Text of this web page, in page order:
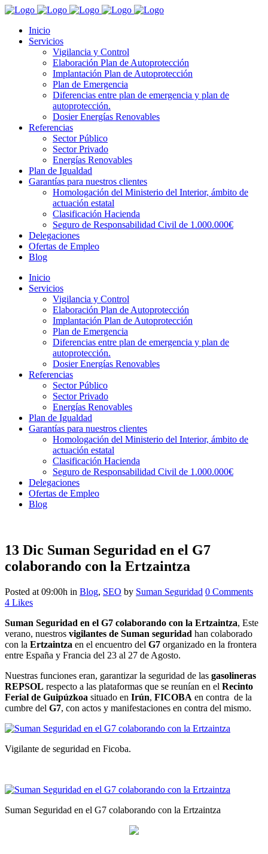
Inicio
Servicios
Vigilancia y Control
Elaboración Plan de Autoprotección
Implantación Plan de Autoprotección
Plan de Emergencia
Diferencias entre plan de emergencia y plan de
autoprotección.
Dosier Energías Renovables
Referencias
Sector Público
Sector Privado
Energías Renovables
Plan de Igualdad
Garantías para nuestros clientes
Homologación del Ministerio del Interior, ámbito de
actuación estatal
Clasificación Hacienda
Seguro de Responsabilidad Civil de 1.000.000€
Delegaciones
Ofertas de Empleo
Blog
Inicio
Servicios
Vigilancia y Control
Elaboración Plan de Autoprotección
Implantación Plan de Autoprotección
Plan de Emergencia
Diferencias entre plan de emergencia y plan de
autoprotección.
Dosier Energías Renovables
Referencias
Sector Público
Sector Privado
Energías Renovables
Plan de Igualdad
Garantías para nuestros clientes
Homologación del Ministerio del Interior, ámbito de
actuación estatal
Clasificación Hacienda
Seguro de Responsabilidad Civil de 1.000.000€
Delegaciones
Ofertas de Empleo
Blog
13 Dic Suman Seguridad en el G7
colaborando con la Ertzaintza
Posted at 09:00h in Blog, SEO by Suman Seguridad 0 Comments
4 Likes
Suman Seguridad en el G7 colaborando con la Ertzaintza, Este
verano, nuestros vigilantes de Suman seguridad han colaborado
con la Ertzaintza en el encuentro del G7 organizado en la frontera
entre España y Francia del 23 al 27 de Agosto.
Nuestras funciones eran, garantizar la seguridad de las gasolineras
REPSOL respecto a las plataformas que se reunían en el Recinto
Ferial de Guipúzkoa situado en Irún, FICOBA en contra de la
cumbre del G7, con actos y manifestaciones en contra del mismo.
Vigilante de seguridad en Ficoba.
Suman Seguridad en el G7 colaborando con la Ertzaintza